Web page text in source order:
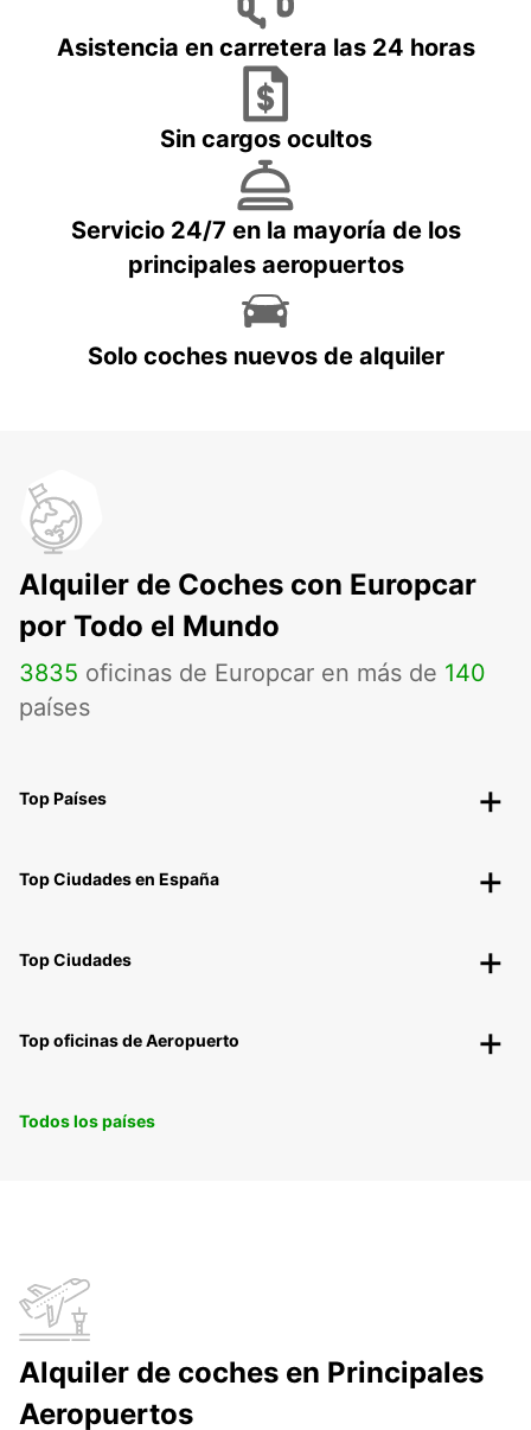
Asistencia en carretera las 24 horas
Sin cargos ocultos
Servicio 24/7 en la mayoría de los
principales aeropuertos
Solo coches nuevos de alquiler
Alquiler de Coches con Europcar
por Todo el Mundo
3835 oficinas de Europcar en más de 140
países
Top Países
Top Ciudades en España
Top Ciudades
Top oficinas de Aeropuerto
Todos los países
Alquiler de coches en Principales
Aeropuertos